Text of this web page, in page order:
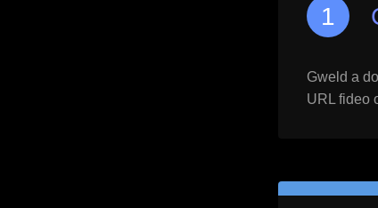
Gweld a
URL fideo